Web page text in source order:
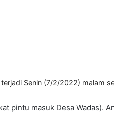
Senin (7/2/2022) malam
pintu masuk Desa Wadas).